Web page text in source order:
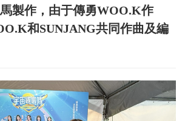
製作，由于傳勇WOO.K作
和SUNJANG共同作曲及編